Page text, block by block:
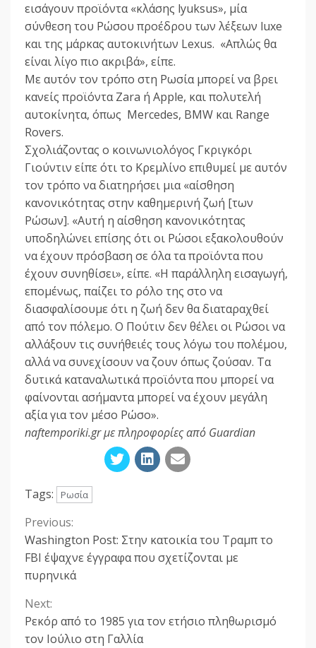
εισάγουν προϊόντα «κλάσης lyuksus», μία
σύνθεση του Ρώσου προέδρου των λέξεων luxe
και της μάρκας αυτοκινήτων Lexus. «Απλώς θα
είναι λίγο πιο ακριβά», είπε.
Με αυτόν τον τρόπο στη Ρωσία μπορεί να βρει
κανείς προϊόντα Zara ή Apple, και πολυτελή
αυτοκίνητα, όπως Mercedes, BMW και Range
Rovers.
Σχολιάζοντας ο κοινωνιολόγος Γκριγκόρι
Γιούντιν είπε ότι το Κρεμλίνο επιθυμεί με αυτόν
τον τρόπο να διατηρήσει μια «αίσθηση
κανονικότητας στην καθημερινή ζωή [των
Ρώσων]. «Αυτή η αίσθηση κανονικότητας
υποδηλώνει επίσης ότι οι Ρώσοι εξακολουθούν
να έχουν πρόσβαση σε όλα τα προϊόντα που
έχουν συνηθίσει», είπε. «Η παράλληλη εισαγωγή,
επομένως, παίζει το ρόλο της στο να
διασφαλίσουμε ότι η ζωή δεν θα διαταραχθεί
από τον πόλεμο. Ο Πούτιν δεν θέλει οι Ρώσοι να
αλλάξουν τις συνήθειές τους λόγω του πολέμου,
αλλά να συνεχίσουν να ζουν όπως ζούσαν. Τα
δυτικά καταναλωτικά προϊόντα που μπορεί να
φαίνονται ασήμαντα μπορεί να έχουν μεγάλη
αξία για τον μέσο Ρώσο».
naftemporiki.gr με πληροφορίες από Guardian
Tags: Ρωσία
Continue
Reading
Previous:
Washington Post: Στην κατοικία του Τραμπ το
FBI έψαχνε έγγραφα που σχετίζονται με
πυρηνικά
Next:
Ρεκόρ από το 1985 για τον ετήσιο πληθωρισμό
τον Ιούλιο στη Γαλλία